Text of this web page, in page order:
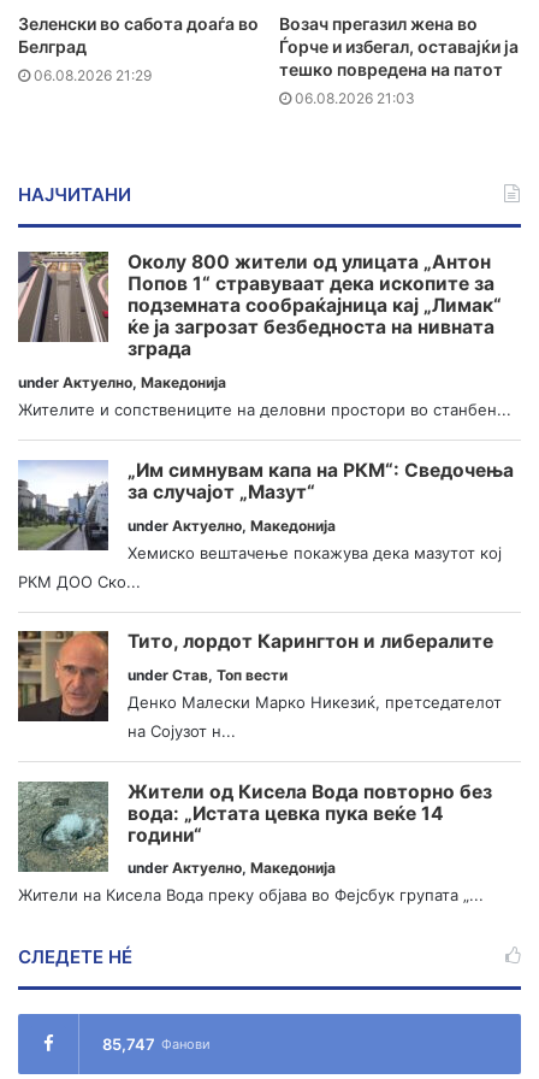
Зеленски во сабота доаѓа во
Белград
06.08.2026 21:29
Возач прегазил жена во
Ѓорче и избегал, оставајќи ја
тешко повредена на патот
06.08.2026 21:03
НАЈЧИТАНИ
Околу 800 жители од улицата „Антон
Попов 1“ стравуваат дека ископите за
подземната сообраќајница кај „Лимак“
ќе ја загрозат безбедноста на нивната
зграда
under Актуелно, Македонија
Жителите и сопствениците на деловни простори во станбен...
„Им симнувам капа на РКМ“: Сведочења
за случајот „Мазут“
under Актуелно, Македонија
Хемиско вештачење покажува дека мазутот кој
РКМ ДОО Ско...
Тито, лордот Карингтон и либералите
under Став, Топ вести
Денко Малески Марко Никезиќ, претседателот
на Сојузот н...
Жители од Кисела Вода повторно без
вода: „Истата цевка пука веќе 14
години“
under Актуелно, Македонија
Жители на Кисела Вода преку објава во Фејсбук групата „...
СЛЕДЕТЕ НÉ
85,747 Фанови